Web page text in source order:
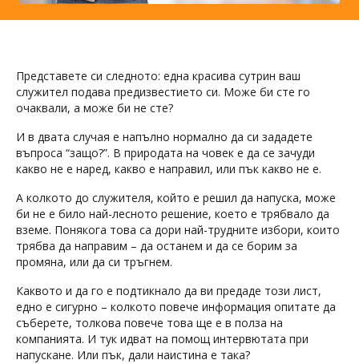
Представете си следното: една красива сутрин ваш
служител подава предизвестието си. Може би сте го
очаквали, а може би не сте?
И в двата случая е напълно нормално да си зададете
въпроса “защо?”. В природата на човек е да се зачуди
какво не е наред, какво е направил, или пък какво не е.
А колкото до служителя, който е решил да напуска, може
би не е било най-лесното решение, което е трябвало да
вземе. Понякога това са дори най-трудните избори, които
трябва да направим – да останем и да се борим за
промяна, или да си тръгнем.
Каквото и да го е подтикнало да ви предаде този лист,
едно е сигурно – колкото повече информация опитате да
съберете, толкова повече това ще е в полза на
компанията. И тук идват на помощ интервютата при
напускане. Или пък, дали наистина е така?